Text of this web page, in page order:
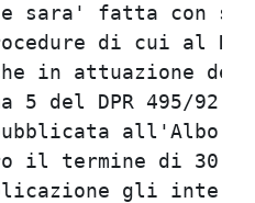
sara'
che in
5 del DPR
pubblicata
il termine